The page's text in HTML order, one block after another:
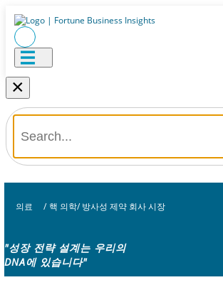
×
의료 / 핵 의학/ 방사성 제약 회사 시장
"성장 전략 설계는 우리의
DNA에 있습니다"